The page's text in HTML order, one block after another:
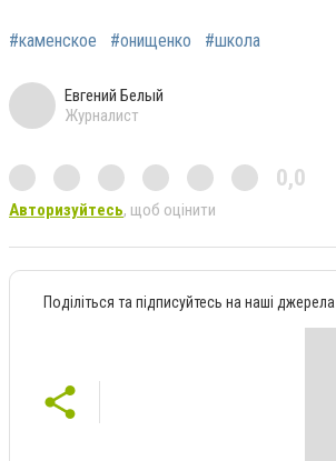
#каменское #онищенко #школа
Евгений Белый
Журналист
0,0
Авторизуйтесь, щоб оцінити
Поділіться та підписуйтесь на наші джерела